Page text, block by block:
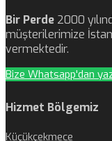
Bir Perde 2000
müşterilerimize
vermektedir.
Bize Whatsapp'dan
Hizmet Bölgemiz
Küçükçekmece